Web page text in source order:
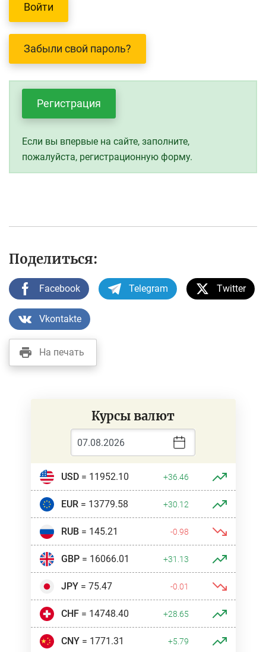
Забыли свой пароль?
Регистрация
Если вы впервые на сайте, заполните,
пожалуйста, регистрационную форму.
Поделиться:
Facebook Telegram Twitter
Vkontakte
На печать
Курсы валют
USD= 11952.10 +36.46
EUR= 13779.58 +30.12
RUB= 145.21 -0.98
GBP= 16066.01 +31.13
JPY= 75.47 -0.01
CHF= 14748.40 +28.65
CNY= 1771.31 +5.79